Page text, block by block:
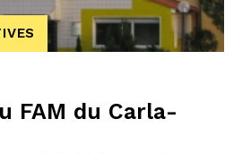
FAM du Carla-